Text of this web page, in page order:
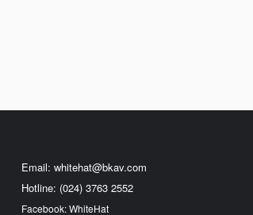
Email: whitehat@bkav.com
Hotline: (024) 3763 2552
Facebook: WhiteHat